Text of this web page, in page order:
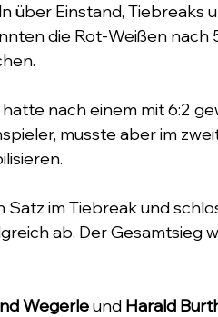
über Einstand, Tiebreaks
die Rot-Weißen nach
hatte nach einem mit 6:2
musste aber im
im Tiebreak und
ab. Der Gesamtsieg
Wegerle und Harald